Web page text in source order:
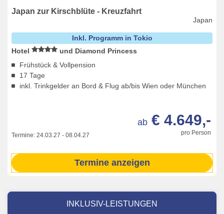
Japan zur Kirschblüte - Kreuzfahrt
Japan
Inkl. Programm in Tokio
Hotel
und Diamond Princess
Frühstück & Vollpension
17 Tage
inkl. Trinkgelder an Bord & Flug ab/bis Wien oder München
Termine: 24.03.27 - 08.04.27 pro Person
ab € 4.649,-
Termine anzeigen
INKLUSIV-LEISTUNGEN